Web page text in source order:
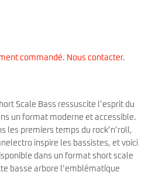
commandé. Nous contacter.
Scale Bass ressuscite l’esprit du
un format moderne et accessible.
les premiers temps du rock’n’roll,
inspire les bassistes, et voici
dans un format short scale
basse arbore l’emblématique